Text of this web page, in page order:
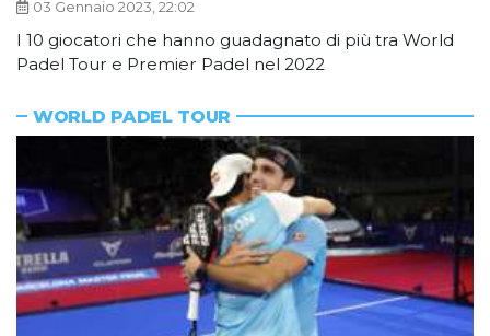
03 Gennaio 2023, 22:02
I 10 giocatori che hanno guadagnato di più tra World
Padel Tour e Premier Padel nel 2022
WORLD PADEL TOUR